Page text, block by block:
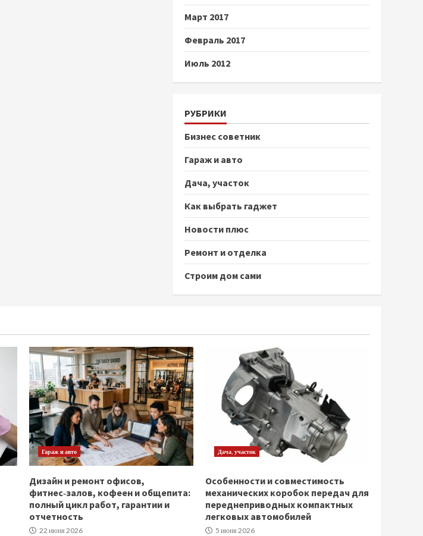
Март 2017
Февраль 2017
Июль 2012
РУБРИКИ
Бизнес советник
Гараж и авто
Дача, участок
Как выбрать гаджет
Новости плюс
Ремонт и отделка
Строим дом сами
Гараж и авто
Дизайн и ремонт офисов,
фитнес‑залов, кофеен и общепита:
полный цикл работ, гарантии и
отчетность
22 июня 2026
Дача, участок
Особенности и совместимость
механических коробок передач для
переднеприводных компактных
легковых автомобилей
5 июня 2026